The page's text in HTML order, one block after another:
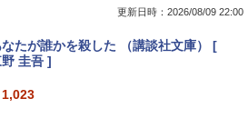
フルHD 12.5インチ SONY VAIO Pr
VJPJ13C11N / Windows11/ 超高性
式256GB-SSD/ カメラ/ 無線Wi-Fi
日まで限定価格／【楽天1位】デス
ップパソコン 新品 福袋 5点セット
メモリ8GB〜32GB SSD256GB〜
訳あり☆PHILIPS 223V5L HDMI接続
ます
3,999
更新日時：2026/08/09 22:00
たが誰かを殺した （講談社文庫） [
圭吾 ]
1,023